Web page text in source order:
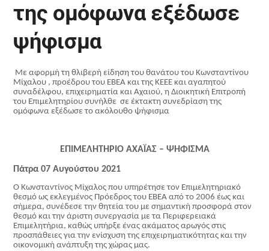
της ομόφωνα εξέδωσε
ψήφισμα
Με αφορμή τη θλιβερή είδηση του θανάτου του Κωνσταντίνου
Μίχαλου , προέδρου του ΕΒΕΑ και της ΚΕΕΕ και αγαπητού
συναδέλφου, επιχειρηματία και Αχαιού, η Διοικητική Επιτροπή
του Επιμελητηρίου συνήλθε σε έκτακτη συνεδρίαση της
ομόφωνα εξέδωσε το ακόλουθο ψήφισμα
ΕΠΙΜΕΛΗΤΗΡΙΟ ΑΧΑΪΑΣ – ΨΗΦΙΣΜΑ
Πάτρα 07 Αυγούστου 2021
Ο Κωνσταντίνος Μίχαλος που υπηρέτησε τον Επιμελητηριακό
θεσμό ως εκλεγμένος Πρόεδρος του ΕΒΕΑ από το 2006 έως και
σήμερα, συνέδεσε την θητεία του με σημαντική προσφορά στον
θεσμό και την άριστη συνεργασία με τα Περιφερειακά
Επιμελητήρια, καθώς υπήρξε ένας ακάματος αρωγός στις
προσπάθειες για την ενίσχυση της επιχειρηματικότητας και την
οικονομική ανάπτυξη της χώρας μας.